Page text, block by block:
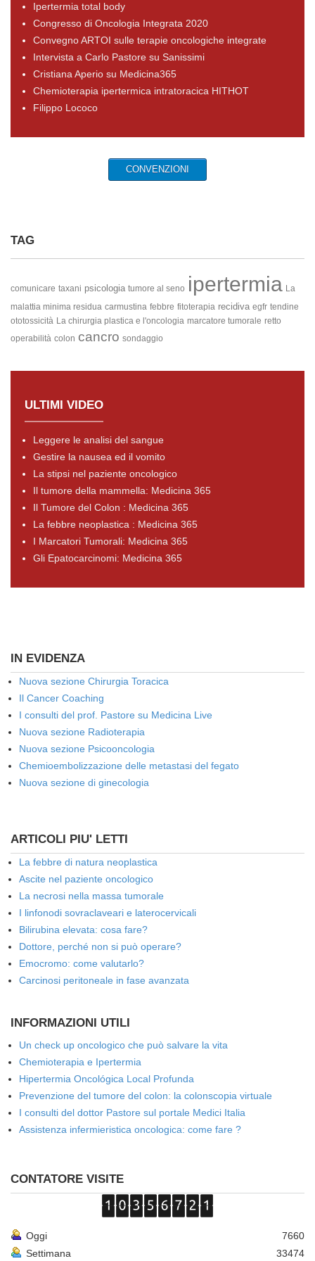
Ipertermia total body
Congresso di Oncologia Integrata 2020
Convegno ARTOI sulle terapie oncologiche integrate
Intervista a Carlo Pastore su Sanissimi
Cristiana Aperio su Medicina365
Chemioterapia ipertermica intratoracica HITHOT
Filippo Lococo
CONVENZIONI
TAG
comunicare taxani psicologia tumore al seno ipertermia La
malattia minima residua carmustina febbre fitoterapia recidiva egfr tendine
ototossicità La chirurgia plastica e l'oncologia marcatore tumorale retto
operabilità colon cancro sondaggio
ULTIMI VIDEO
Leggere le analisi del sangue
Gestire la nausea ed il vomito
La stipsi nel paziente oncologico
Il tumore della mammella: Medicina 365
Il Tumore del Colon : Medicina 365
La febbre neoplastica : Medicina 365
I Marcatori Tumorali: Medicina 365
Gli Epatocarcinomi: Medicina 365
IN EVIDENZA
Nuova sezione Chirurgia Toracica
Il Cancer Coaching
I consulti del prof. Pastore su Medicina Live
Nuova sezione Radioterapia
Nuova sezione Psicooncologia
Chemioembolizzazione delle metastasi del fegato
Nuova sezione di ginecologia
ARTICOLI PIU' LETTI
La febbre di natura neoplastica
Ascite nel paziente oncologico
La necrosi nella massa tumorale
I linfonodi sovraclaveari e laterocervicali
Bilirubina elevata: cosa fare?
Dottore, perché non si può operare?
Emocromo: come valutarlo?
Carcinosi peritoneale in fase avanzata
INFORMAZIONI UTILI
Un check up oncologico che può salvare la vita
Chemioterapia e Ipertermia
Hipertermia Oncológica Local Profunda
Prevenzione del tumore del colon: la colonscopia virtuale
I consulti del dottor Pastore sul portale Medici Italia
Assistenza infermieristica oncologica: come fare ?
CONTATORE VISITE
Oggi
7660
Settimana
33474